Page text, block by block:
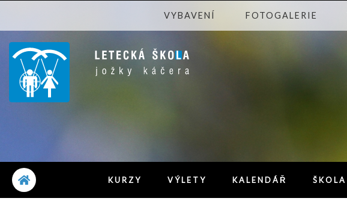
VYBAVENÍ FOTOGALERIE
KURZY VÝLETY KALENDÁŘ ŠKOLA